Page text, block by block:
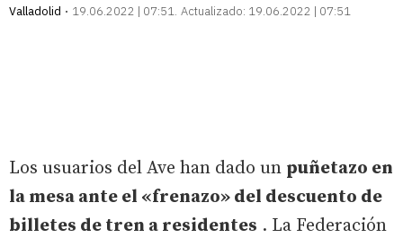
Valladolid
19.06.2022 | 07:51 Actualizado: 19.06.2022 | 07:51
Los usuarios del Ave han dado un puñetazo en
la mesa ante el «frenazo» del descuento de
billetes de tren a residentes . La Federación